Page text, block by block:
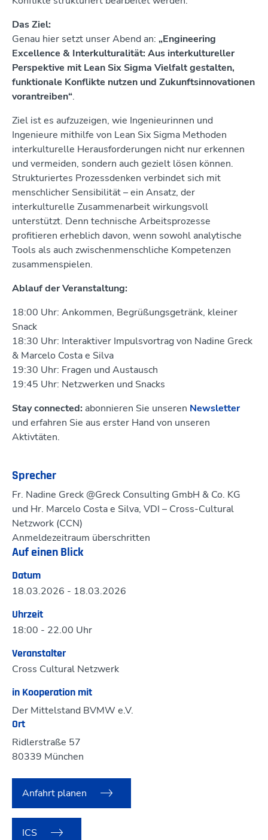
Das Ziel:
Genau hier setzt unser Abend an: „Engineering
Excellence & Interkulturalität: Aus interkultureller
Perspektive mit Lean Six Sigma Vielfalt gestalten,
funktionale Konflikte nutzen und Zukunftsinnovationen
vorantreiben“.
Ziel ist es aufzuzeigen, wie Ingenieurinnen und
Ingenieure mithilfe von Lean Six Sigma Methoden
interkulturelle Herausforderungen nicht nur erkennen
und vermeiden, sondern auch gezielt lösen können.
Strukturiertes Prozessdenken verbindet sich mit
menschlicher Sensibilität – ein Ansatz, der
interkulturelle Zusammenarbeit wirkungsvoll
unterstützt. Denn technische Arbeitsprozesse
profitieren erheblich davon, wenn sowohl analytische
Tools als auch zwischenmenschliche Kompetenzen
zusammenspielen.
Ablauf der Veranstaltung:
18:00 Uhr: Ankommen, Begrüßungsgetränk, kleiner
Snack
18:30 Uhr: Interaktiver Impulsvortrag von Nadine Greck
& Marcelo Costa e Silva
19:30 Uhr: Fragen und Austausch
19:45 Uhr: Netzwerken und Snacks
Stay connected: abonnieren Sie unseren Newsletter
und erfahren Sie aus erster Hand von unseren
Aktivtäten.
Sprecher
Fr. Nadine Greck @Greck Consulting GmbH & Co. KG
und Hr. Marcelo Costa e Silva, VDI – Cross-Cultural
Netzwork (CCN)
Anmeldezeitraum überschritten
Auf einen Blick
Datum
18.03.2026 - 18.03.2026
Uhrzeit
18:00 - 22.00 Uhr
Veranstalter
Cross Cultural Netzwerk
in Kooperation mit
Der Mittelstand BVMW e.V.
Ort
Ridlerstraße 57
80339 München
Anfahrt planen
ICS